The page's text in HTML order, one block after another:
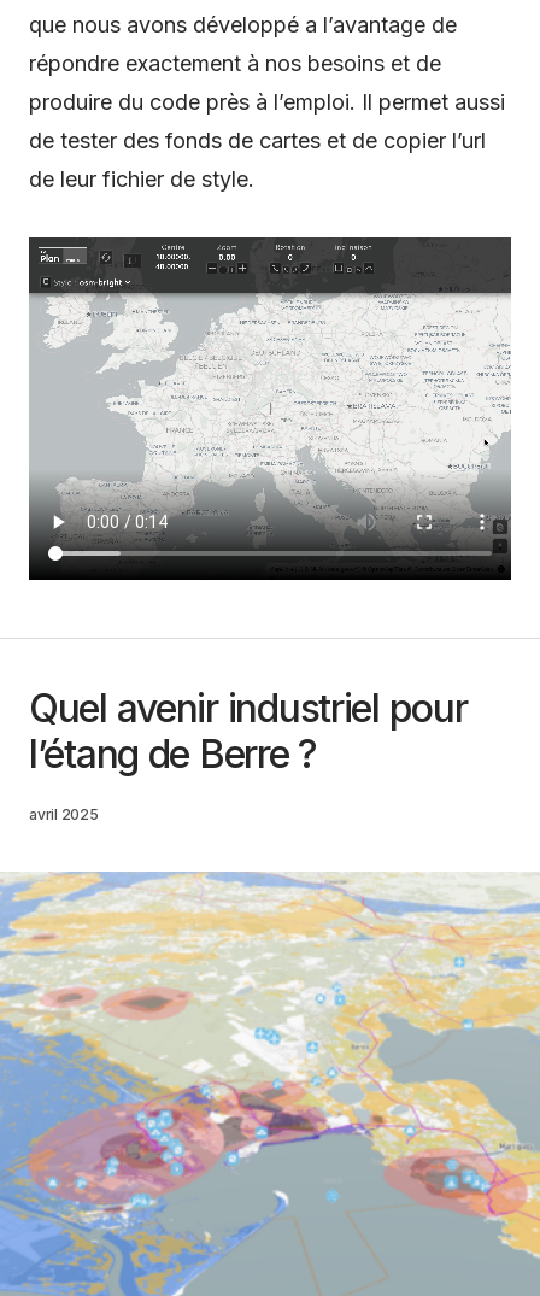
que nous avons développé a l’avantage de
répondre exactement à nos besoins et de
produire du code près à l’emploi. Il permet aussi
de tester des fonds de cartes et de copier l’url
de leur fichier de style.
Quel avenir industriel pour
l’étang de Berre ?
avril 2025